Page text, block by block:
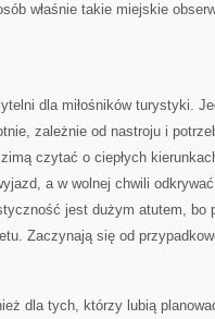
właśnie takie miejskie
dla miłośników turystyki.
zależnie od nastroju i
czytać o ciepłych
a w wolnej chwili
jest dużym atutem, bo
Zaczynają się od
dla tych, którzy lubią